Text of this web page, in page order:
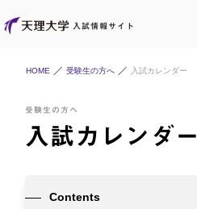
入試情報サイト
HOME 受験生の方へ 入試カレンダー
受験生の方へ
入試カレンダー
Contents